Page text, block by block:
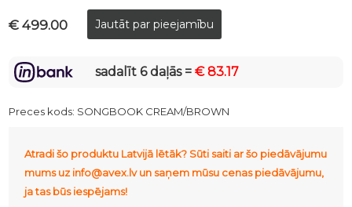
€ 499.00
sadalīt 6 daļās =€ 83.17
Preces kods: SONGBOOK CREAM/BROWN
Atradi šo produktu Latvijā lētāk? Sūti saiti ar šo piedāvājumu
mums uz info@avex.lv un saņem mūsu cenas piedāvājumu,
ja tas būs iespējams!